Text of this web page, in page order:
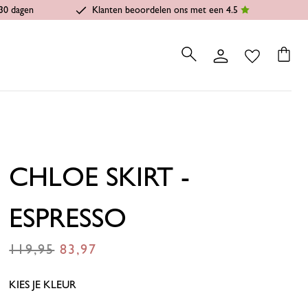
dagen Klanten beoordelen ons met een 4.5
CHLOE SKIRT -
ESPRESSO
119,95 83,97
KIES JE KLEUR